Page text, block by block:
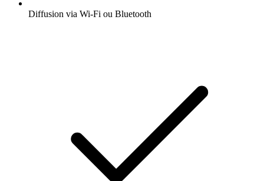
Diffusion via Wi-Fi ou Bluetooth